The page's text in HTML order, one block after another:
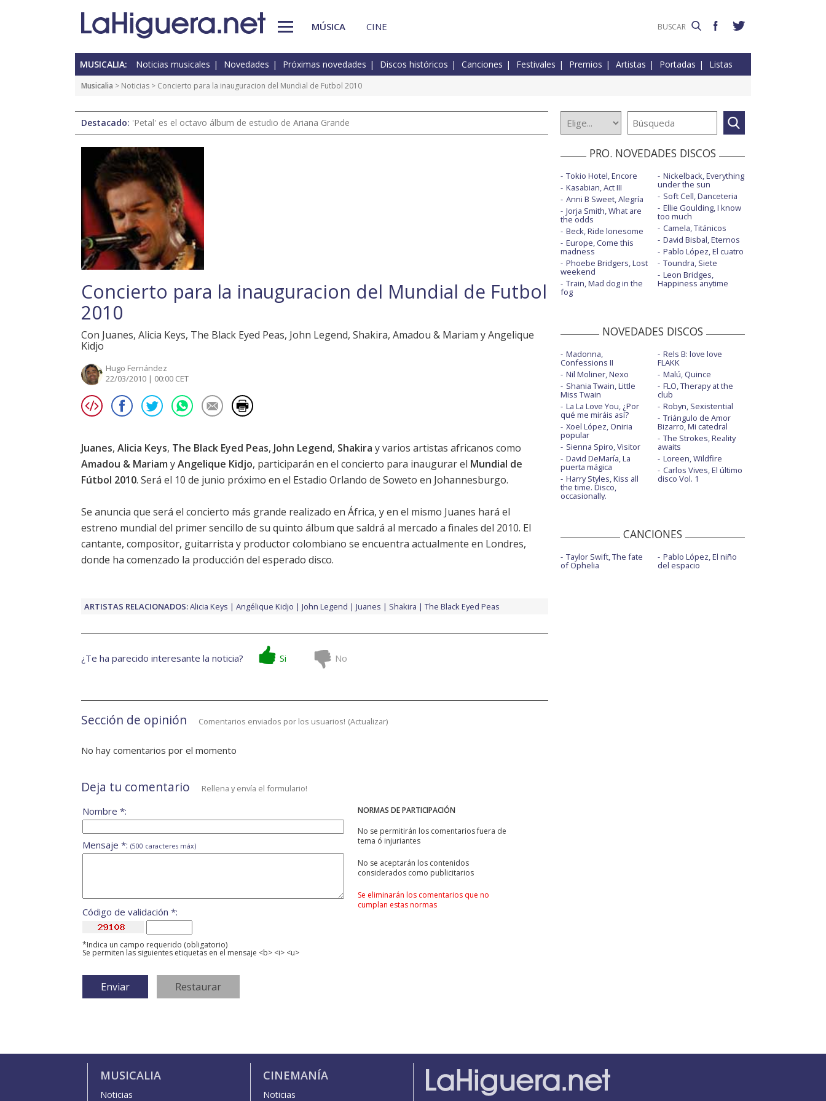
MÚSICA CINE
MUSICALIA: Noticias musicales Novedades Próximas novedades Discos históricos Canciones Festivales Premios Artistas Portadas Listas
Musicalia > Noticias > Concierto para la inauguracion del Mundial de Futbol 2010
Destacado: 'Petal' es el octavo álbum de estudio de Ariana Grande
Concierto para la inauguracion del Mundial de Futbol
2010
Con Juanes, Alicia Keys, The Black Eyed Peas, John Legend, Shakira, Amadou & Mariam y Angelique
Kidjo
Hugo Fernández
22/03/2010 | 00:00 CET
Juanes, Alicia Keys, The Black Eyed Peas, John Legend, Shakira y varios artistas africanos como
Amadou & Mariam yAngelique Kidjo, participarán en el concierto para inaugurar el Mundial de
Fútbol 2010. Será el 10 de junio próximo en el Estadio Orlando de Soweto en Johannesburgo.
Se anuncia que será el concierto más grande realizado en África, y en el mismo Juanes hará el
estreno mundial del primer sencillo de su quinto álbum que saldrá al mercado a finales del 2010. El
cantante, compositor, guitarrista y productor colombiano se encuentra actualmente en Londres,
donde ha comenzado la producción del esperado disco.
ARTISTAS RELACIONADOS:Alicia Keys Angélique Kidjo John Legend Juanes Shakira The Black Eyed Peas
¿Te ha parecido interesante la noticia? Si No
Sección de opinión Comentarios enviados por los usuarios! (Actualizar)
No hay comentarios por el momento
Deja tu comentario Rellena y envía el formulario!
NORMAS DE PARTICIPACIÓN
No se permitirán los comentarios fuera de
tema ó injuriantes
No se aceptarán los contenidos
considerados como publicitarios
Se eliminarán los comentarios que no
cumplan estas normas
Nombre *:
Mensaje *: (500 caracteres máx)
Código de validación *:
*Indica un campo requerido (obligatorio)
Se permiten las siguientes etiquetas en el mensaje <b> <i> <u>
PRO. NOVEDADES DISCOS
Tokio Hotel, Encore
Kasabian, Act III
Anni B Sweet, Alegría
Jorja Smith, What are
the odds
Beck, Ride lonesome
Europe, Come this
madness
Phoebe Bridgers, Lost
weekend
Train, Mad dog in the
fog
Nickelback, Everything
under the sun
Soft Cell, Danceteria
Ellie Goulding, I know
too much
Camela, Titánicos
David Bisbal, Eternos
Pablo López, El cuatro
Toundra, Siete
Leon Bridges,
Happiness anytime
NOVEDADES DISCOS
Madonna,
Confessions II
Nil Moliner, Nexo
Shania Twain, Little
Miss Twain
La La Love You, ¿Por
qué me miráis así?
Xoel López, Oniria
popular
Sienna Spiro, Visitor
David DeMaría, La
puerta mágica
Harry Styles, Kiss all
the time. Disco,
occasionally.
Rels B: love love
FLAKK
Malú, Quince
FLO, Therapy at the
club
Robyn, Sexistential
Triángulo de Amor
Bizarro, Mi catedral
The Strokes, Reality
awaits
Loreen, Wildfire
Carlos Vives, El último
disco Vol. 1
CANCIONES
Taylor Swift, The fate
of Ophelia
Pablo López, El niño
del espacio
MUSICALIA
Noticias
CINEMANÍA
Noticias